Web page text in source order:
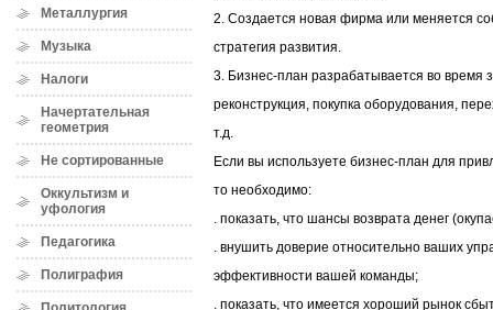
Металлургия
Музыка
Налоги
Начертательная
геометрия
Не сортированные
Оккультизм и
уфология
Педагогика
Полиграфия
2. Создается новая фирма или меняется
стратегия развития.
3. Бизнес-план разрабатывается во время
реконструкция, покупка оборудования,
т.д.
Если вы используете бизнес-план для
то необходимо:
. показать, что шансы возврата денег
. внушить доверие относительно ваших
эффективности вашей команды;
. показать, что имеется хороший рынок